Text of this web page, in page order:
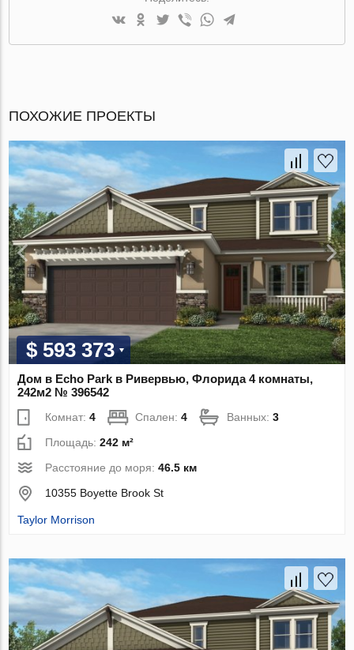
ПОХОЖИЕ ПРОЕКТЫ
$ 593 373
Дом в Echo Park в Ривервью, Флорида 4 комнаты,
242м2 № 396542
Комнат:4 Спален:4 Ванных:3
Площадь:242 м²
Расстояние до моря:46.5 км
10355 Boyette Brook St
Taylor Morrison